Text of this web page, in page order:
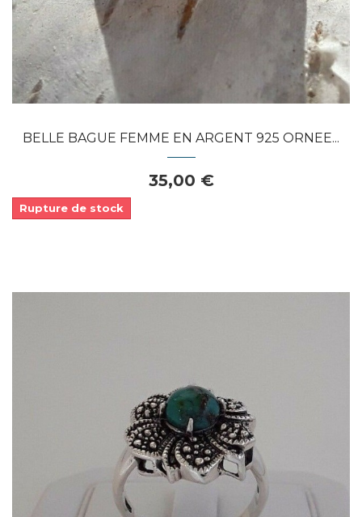
BELLE BAGUE FEMME EN ARGENT 925 ORNEE...
35,00 €
Rupture de stock
Dans mon panier